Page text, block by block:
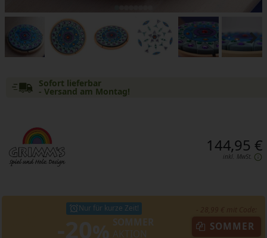
Sofort lieferbar
- Versand am Montag!
144,95 €
inkl. MwSt.
Nur für kurze Zeit!
SOMMER